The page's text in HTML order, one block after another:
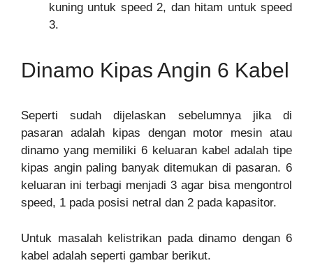
kuning untuk speed 2, dan hitam untuk speed
3.
Dinamo Kipas Angin 6 Kabel
Seperti sudah dijelaskan sebelumnya jika di
pasaran adalah kipas dengan motor mesin atau
dinamo yang memiliki 6 keluaran kabel adalah tipe
kipas angin paling banyak ditemukan di pasaran. 6
keluaran ini terbagi menjadi 3 agar bisa mengontrol
speed, 1 pada posisi netral dan 2 pada kapasitor.
Untuk masalah kelistrikan pada dinamo dengan 6
kabel adalah seperti gambar berikut.